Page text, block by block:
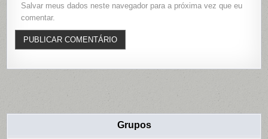
Salvar meus dados neste navegador para a próxima vez que eu
comentar.
Grupos